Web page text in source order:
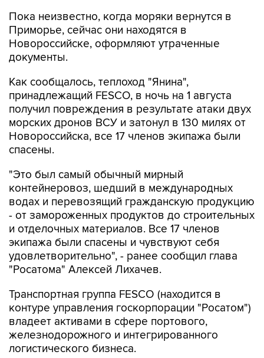
Пока неизвестно, когда моряки вернутся в
Приморье, сейчас они находятся в
Новороссийске, оформляют утраченные
документы.
Как сообщалось, теплоход "Янина",
принадлежащий FESCO, в ночь на 1 августа
получил повреждения в результате атаки двух
морских дронов ВСУ и затонул в 130 милях от
Новороссийска, все 17 членов экипажа были
спасены.
"Это был самый обычный мирный
контейнеровоз, шедший в международных
водах и перевозящий гражданскую продукцию
- от замороженных продуктов до строительных
и отделочных материалов. Все 17 членов
экипажа были спасены и чувствуют себя
удовлетворительно", - ранее сообщил глава
"Росатома" Алексей Лихачев.
Транспортная группа FESCO (находится в
контуре управления госкорпорации "Росатом")
владеет активами в сфере портового,
железнодорожного и интегрированного
логистического бизнеса.